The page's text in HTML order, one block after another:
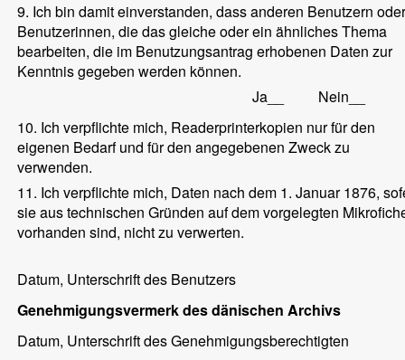
9. Ich bin damit einverstanden, dass anderen Benutzern
Benutzerinnen, die das gleiche oder ein ähnliches Thema
bearbeiten, die im Benutzungsantrag erhobenen Daten zur
Kenntnis gegeben werden können.
Ja__
Nein__
10. Ich verpflichte mich, Readerprinterkopien nur für den
eigenen Bedarf und für den angegebenen Zweck zu
verwenden.
11. Ich verpflichte mich, Daten nach dem 1. Januar 1876,
sie aus technischen Gründen auf dem vorgelegten
vorhanden sind, nicht zu verwerten.
Datum, Unterschrift des Benutzers
Genehmigungsvermerk des dänischen Archivs
Datum, Unterschrift des Genehmigungsberechtigten